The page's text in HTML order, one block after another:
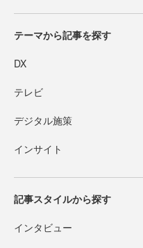
テーマから記事を探す
DX
テレビ
デジタル施策
インサイト
記事スタイルから探す
インタビュー